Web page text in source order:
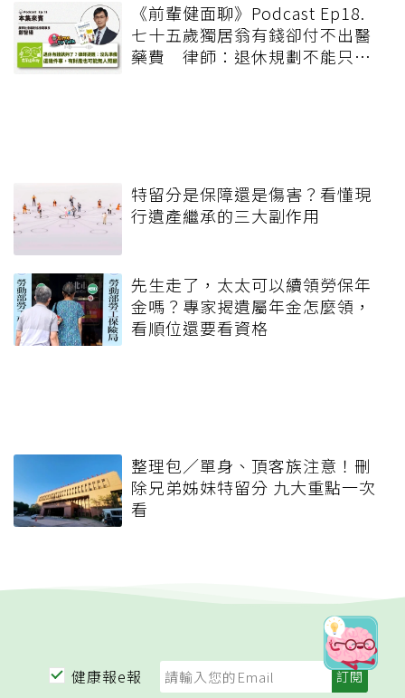
《前輩健面聊》Podcast Ep18.
七十五歲獨居翁有錢卻付不出醫
藥費 律師：退休規劃不能只有
特留分是保障還是傷害？看懂現
行遺產繼承的三大副作用
先生走了，太太可以續領勞保年
金嗎？專家揭遺屬年金怎麼領，
看順位還要看資格
整理包／單身、頂客族注意！刪
除兄弟姊妹特留分 九大重點一次
看
健康報e報